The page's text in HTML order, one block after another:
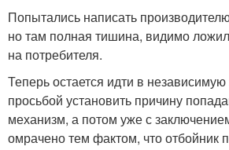
Попытались написать
но там полная тишина, видимо
на потребителя.
Теперь остается идти в независимую
просьбой установить причину
механизм, а потом уже с
омрачено тем фактом, что отбойник